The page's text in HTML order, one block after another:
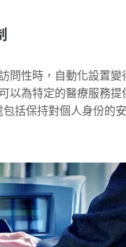
問性時，自動化設置變
以為特定的醫療服務提
包括保持對個人身份的